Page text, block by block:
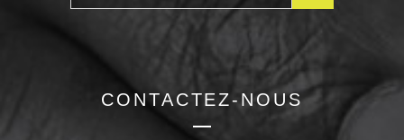
CONTACTEZ-NOUS